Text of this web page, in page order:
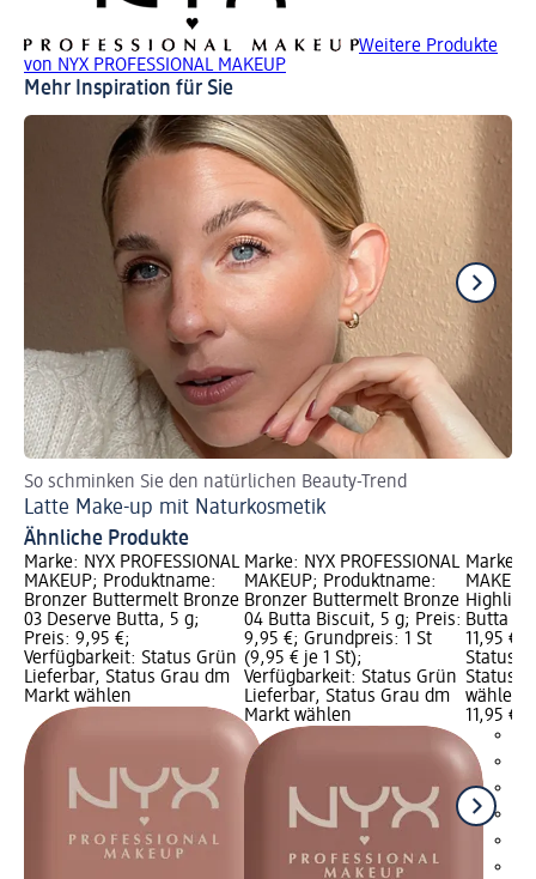
Weitere Produkte
von NYX PROFESSIONAL MAKEUP
Mehr Inspiration für Sie
So schminken Sie den natürlichen Beauty-Trend
Latte Make-up mit Naturkosmetik
Ähnliche Produkte
Marke: NYX PROFESSIONAL
MAKEUP; Produktname:
Bronzer Buttermelt Bronze
03 Deserve Butta, 5 g;
Preis: 9,95 €;
Verfügbarkeit: Status Grün
Lieferbar, Status Grau dm
Markt wählen
Marke: NYX PROFESSIONAL
MAKEUP; Produktname:
Bronzer Buttermelt Bronze
04 Butta Biscuit, 5 g; Preis:
9,95 €; Grundpreis: 1 St
(9,95 € je 1 St);
Verfügbarkeit: Status Grün
Lieferbar, Status Grau dm
Markt wählen
Marke:
Butta In
11,95 €;
Status
Status
wählen
11,95 €